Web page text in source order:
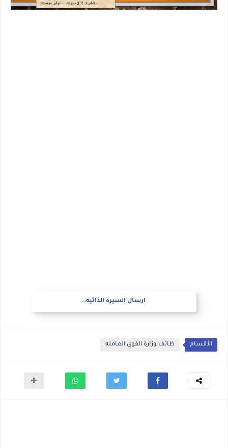
ارسال السيره الذاتيه..
الأقسام ظائف وزارة القوى العامله